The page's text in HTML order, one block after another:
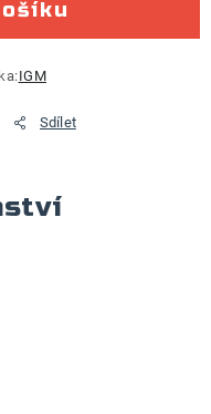
IGM
Sdílet